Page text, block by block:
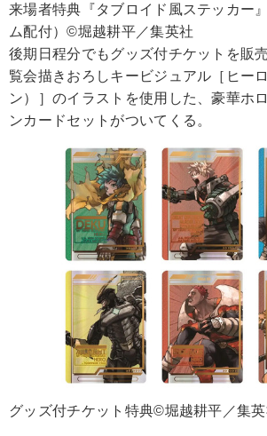
来場者特典『タブロイド風ステッカー
ム配付）©堀越耕平／集英社
後期日程分でもグッズ付チケットを販
覧会描きおろしキービジュアル［ヒー
ン）］のイラストを使用した、豪華ホ
ンカードセットがついてくる。
グッズ付チケット特典©堀越耕平／集